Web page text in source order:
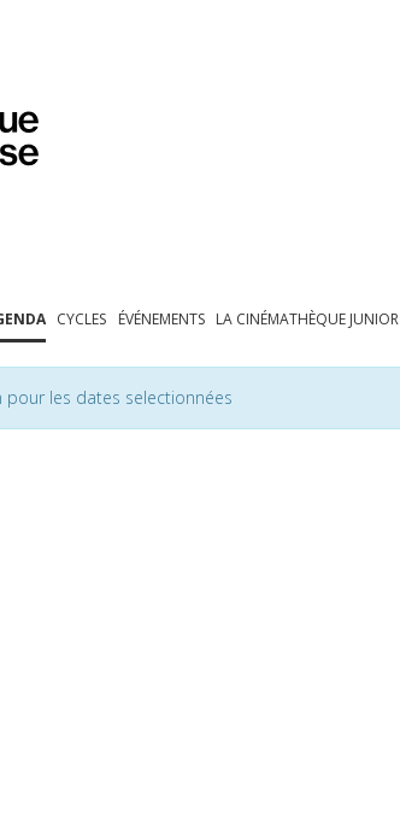
CYCLES ÉVÉNEMENTS LA CINÉMATHÈQUE JUNIOR
les dates selectionnées